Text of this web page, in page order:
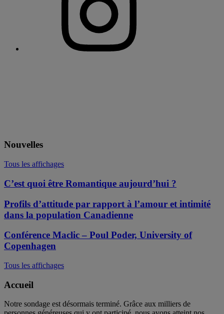
Nouvelles
Tous les affichages
C’est quoi être Romantique aujourd’hui ?
Profils d’attitude par rapport à l’amour et intimité
dans la population Canadienne
Conférence Maclic – Poul Poder, University of
Copenhagen
Tous les affichages
Accueil
Notre sondage est désormais terminé. Grâce aux milliers de